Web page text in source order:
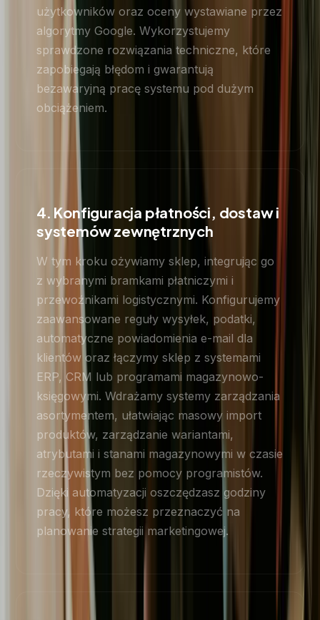
użytkowników oraz oceny wystawiane przez
algorytmy Google. Wykorzystujemy
sprawdzone rozwiązania techniczne, które
zapobiegają błędom i gwarantują
bezawaryjną pracę systemu pod dużym
obciążeniem.
4. Konfiguracja płatności, dostaw i
systemów zewnętrznych
W tym kroku ożywiamy sklep, integrując go
z wybranymi bramkami płatniczymi i
przewoźnikami logistycznymi. Konfigurujemy
zaawansowane reguły wysyłek, podatki,
automatyczne powiadomienia e-mail dla
klientów oraz łączymy sklep z systemami
ERP, CRM lub programami magazynowo-
księgowymi. Wdrażamy systemy zarządzania
asortymentem, ułatwiając masowy import
produktów, zarządzanie wariantami,
atrybutami i stanami magazynowymi w czasie
rzeczywistym bez pomocy programistów.
Dzięki automatyzacji oszczędzasz godziny
pracy, które możesz przeznaczyć na
planowanie strategii marketingowej.